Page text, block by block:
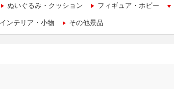
ぬいぐるみ・クッション フィギュア・ホビー
ンテリア・小物 その他景品